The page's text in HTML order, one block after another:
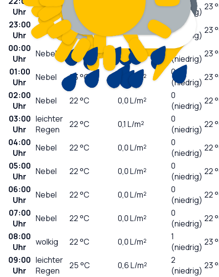
Uhr
Regen
24 L/m²
(niedrig) 23
23:00
Uhr
24 °C 0,0L/m²
(niedrig) 23
00:00
Uhr
Nebel 23 °C 0,0 L/m²
0
(niedrig) 23
01:00
Uhr
Nebel 23°C L/m²
0
(niedrig) 23
02:00
Uhr
Nebel 22°C 0,0L/m²
0
(niedrig) 22
03:00
Uhr
leichter
Regen
22°C 0,1 L/m²
0
(niedrig) 22
04:00
Uhr
Nebel 22°C 0,0L/m²
0
(niedrig) 22
05:00
Uhr
Nebel 22°C 0,0L/m²
0
(niedrig) 22
06:00
Uhr
Nebel 22°C 0,0L/m²
0
(niedrig) 22
07:00
Uhr
Nebel 22°C 0,0L/m²
0
(niedrig) 22
08:00
Uhr
wolkig 22°C 0,0L/m²
1
(niedrig) 23
09:00
Uhr
leichter
Regen
25°C 0,6L/m²
2
(niedrig) 23